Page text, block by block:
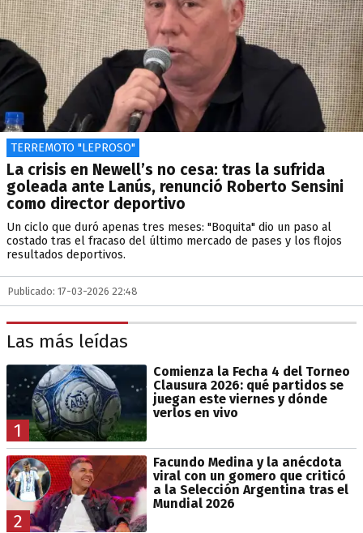
TERREMOTO "LEPROSO"
La crisis en Newell’s no cesa: tras la sufrida
goleada ante Lanús, renunció Roberto Sensini
como director deportivo
Un ciclo que duró apenas tres meses: "Boquita" dio un paso al
costado tras el fracaso del último mercado de pases y los flojos
resultados deportivos.
Publicado: 17-03-2026 22:48
Las más leídas
1
Comienza la Fecha 4 del Torneo
Clausura 2026: qué partidos se
juegan este viernes y dónde
verlos en vivo
2
Facundo Medina y la anécdota
viral con un gomero que criticó
a la Selección Argentina tras el
Mundial 2026